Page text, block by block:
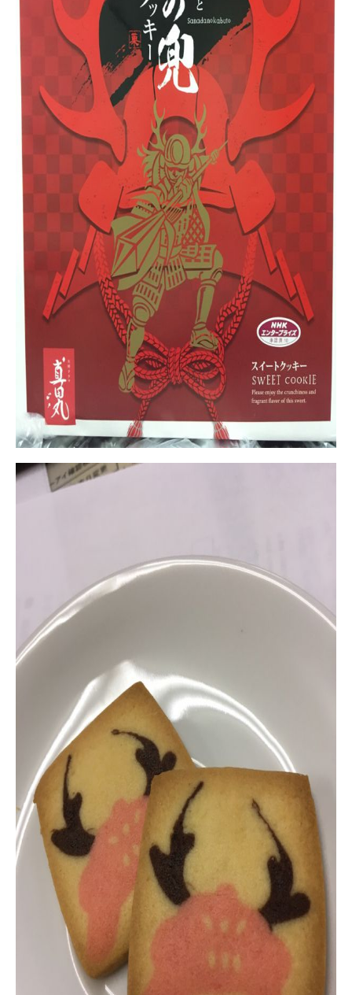
会員登録
資料請求
オンライン無料相談
お電話
営業時間: AM9:30-PM8:00
定休: 水曜・第一火曜
船橋スタジオ 0120-787-221
さいたまスタジオ 0120-757-221
公式アカウント